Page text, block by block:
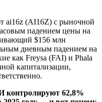
ai16z (AI16Z) с рыночной
падением цены на
$156 млн
дневным падением на
как Freysa (FAI) и Phala
капитализации,
62,8%